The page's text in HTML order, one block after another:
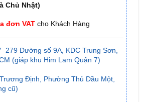
Chủ Nhật)
đơn VAT cho Khách Hàng
Đường số 9A, KDC Trung Sơn,
(giáp khu Him Lam Quận 7)
Định, Phường Thủ Dầu Một,
cũ)